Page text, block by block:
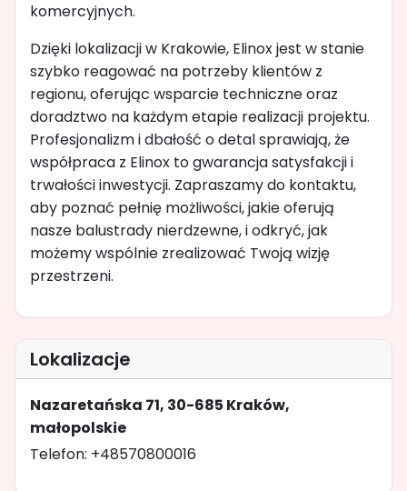
komercyjnych.
Dzięki lokalizacji w Krakowie, Elinox jest w stanie
szybko reagować na potrzeby klientów z
regionu, oferując wsparcie techniczne oraz
doradztwo na każdym etapie realizacji projektu.
Profesjonalizm i dbałość o detal sprawiają, że
współpraca z Elinox to gwarancja satysfakcji i
trwałości inwestycji. Zapraszamy do kontaktu,
aby poznać pełnię możliwości, jakie oferują
nasze balustrady nierdzewne, i odkryć, jak
możemy wspólnie zrealizować Twoją wizję
przestrzeni.
Lokalizacje
Nazaretańska 71, 30-685 Kraków,
małopolskie
Telefon: +48570800016